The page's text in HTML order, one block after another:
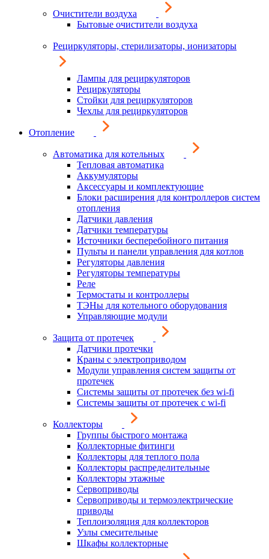
Очистители воздуха
Бытовые очистители воздуха
Рециркуляторы, стерилизаторы, ионизаторы
Лампы для рециркуляторов
Рециркуляторы
Стойки для рециркуляторов
Чехлы для рециркуляторов
Отопление
Автоматика для котельных
Тепловая автоматика
Аккумуляторы
Аксессуары и комплектующие
Блоки расширения для контроллеров систем
отопления
Датчики давления
Датчики температуры
Источники бесперебойного питания
Пульты и панели управления для котлов
Регуляторы давления
Регуляторы температуры
Реле
Термостаты и контроллеры
ТЭНы для котельного оборудования
Управляющие модули
Защита от протечек
Датчики протечки
Краны с электроприводом
Модули управления систем защиты от
протечек
Системы защиты от протечек без wi-fi
Системы защиты от протечек с wi-fi
Коллекторы
Группы быстрого монтажа
Коллекторные фитинги
Коллекторы для теплого пола
Коллекторы распределительные
Коллекторы этажные
Сервоприводы
Сервоприводы и термоэлектрические
приводы
Теплоизоляция для коллекторов
Узлы смесительные
Шкафы коллекторные